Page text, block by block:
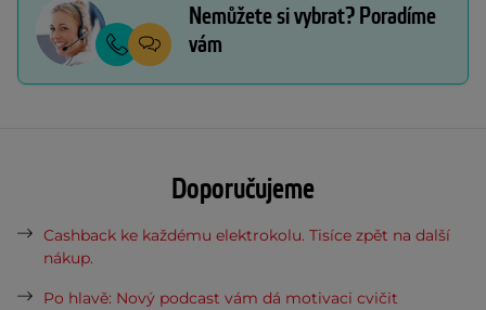
Nemůžete si vybrat? Poradíme
vám
Doporučujeme
Cashback ke každému elektrokolu. Tisíce zpět na další
nákup.
Po hlavě: Nový podcast vám dá motivaci cvičit